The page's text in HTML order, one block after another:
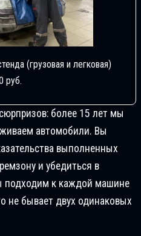
(грузовая и легковая)
руб.
более 15 лет мы
автомобили. Вы
выполненных
и убедиться в
подходим к каждой машине
не бывает двух одинаковых